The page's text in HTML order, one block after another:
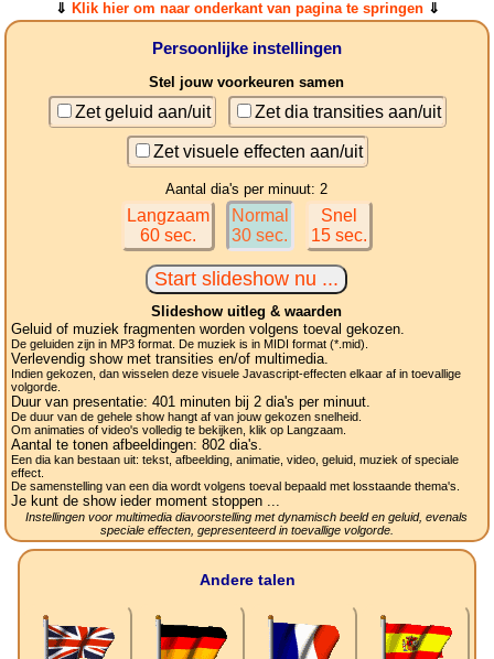
⇓ Klik hier om naar onderkant van pagina te springen⇓
Persoonlijke instellingen
Stel jouw voorkeuren samen
Zet geluid aan/uit Zet dia transities aan/uit
Zet visuele effecten aan/uit
Aantal dia's per minuut: 2
Langzaam
60 sec.
Normal
30 sec.
Snel
15 sec.
Slideshow uitleg & waarden
Geluid of muziek fragmenten worden volgens toeval gekozen.
De geluiden zijn in MP3 format. De muziek is in MIDI format (*.mid).
Verlevendig show met transities en/of multimedia.
Indien gekozen, dan wisselen deze visuele Javascript-effecten elkaar af in toevallige
volgorde.
Duur van presentatie: 401 minuten bij 2 dia's per minuut.
De duur van de gehele show hangt af van jouw gekozen snelheid.
Om animaties of video's volledig te bekijken, klik op Langzaam.
Aantal te tonen afbeeldingen: 802dia's.
Een dia kan bestaan uit: tekst, afbeelding, animatie, video, geluid, muziek of speciale
effect.
De samenstelling van een dia wordt volgens toeval bepaald met losstaande thema's.
Je kunt de show ieder moment stoppen ...
Instellingen voor multimedia diavoorstelling met dynamisch beeld en geluid, evenals
speciale effecten, gepresenteerd in toevallige volgorde.
Andere talen